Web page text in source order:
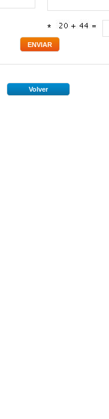
*
Volver